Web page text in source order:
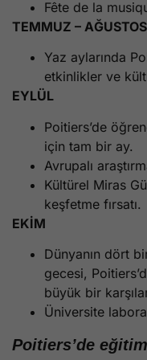
Fête de la
TEMMUZ – AĞUSTOS
Yaz aylarında
etkinlikler ve
EYLÜL
Poitiers’de
için tam bir ay.
Avrupalı
Kültürel Miras
keşfetme fırsatı.
EKİM
Dünyanın dört
gecesi,
büyük bir
Üniversite
Poitiers’de eğitim